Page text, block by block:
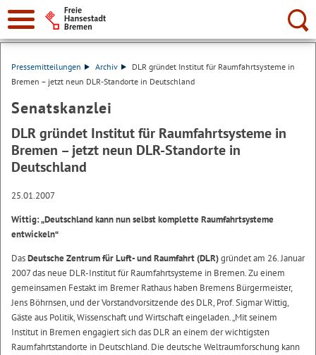
Suche:
Pressemitteilungen Archiv
DLR gründet Institut für Raumfahrtsysteme in
Bremen – jetzt neun DLR-Standorte in Deutschland
Senatskanzlei
DLR gründet Institut für Raumfahrtsysteme in
Bremen – jetzt neun DLR-Standorte in
Deutschland
25.01.2007
Wittig: „Deutschland kann nun selbst komplette Raumfahrtsysteme
entwickeln“
DasDeutsche Zentrum für Luft- und Raumfahrt (DLR)gründet am 26. Januar
2007 das neue DLR-Institut für Raumfahrtsysteme in Bremen. Zu einem
gemeinsamen Festakt im Bremer Rathaus haben Bremens Bürgermeister,
Jens Böhrnsen, und der Vorstandvorsitzende des DLR, Prof. Sigmar Wittig,
Gäste aus Politik, Wissenschaft und Wirtschaft eingeladen. „Mit seinem
Institut in Bremen engagiert sich das DLR an einem der wichtigsten
Raumfahrtstandorte in Deutschland. Die deutsche Weltraumforschung kann